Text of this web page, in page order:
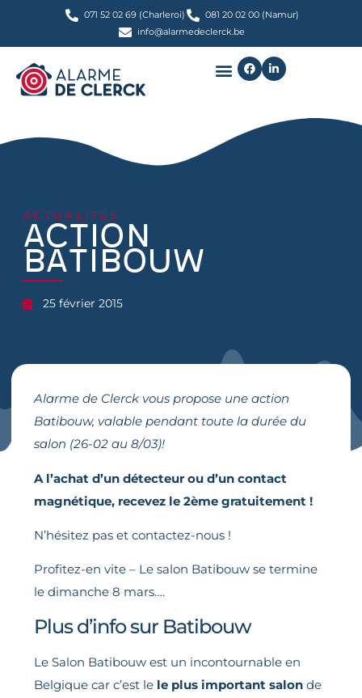
071 52 02 69 (Charleroi)
081 20 02 00 (Namur)
info@alarmedeclerck.be
ACTUALITÉS
Action
Batibouw
25 février 2015
Alarme de Clerck vous propose une action
Batibouw, valable pendant toute la durée du
salon (26-02 au 8/03)!
A l’achat d’un détecteur ou d’un contact
magnétique, recevez le 2ème gratuitement !
N’hésitez pas et contactez-nous !
Profitez-en vite – Le salon Batibouw se termine
le dimanche 8 mars….
Plus d’info sur Batibouw
Le Salon Batibouw est un incontournable en
Belgique car c’est le le plus important salon de